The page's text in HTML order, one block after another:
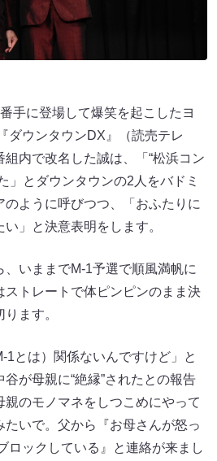
手に登場して爆笑を起こしたヨ
ダウンタウンDX』（読売テレ
組内で改名した誠は、「“松浜コン
」とダウンタウンの2人をバドミ
のように呼びつつ、「おふたりに
」と決意表明をします。
いままでM-1予選で順風満帆に
ストレートで体ピンピンのまま決
ます。
1とは）関係ないんですけど」と
が母親に“絶縁”されたとの報告
のモノマネをしつこめにやって
いで。父から『お母さんが怒っ
ロックしている』と連絡が来まし